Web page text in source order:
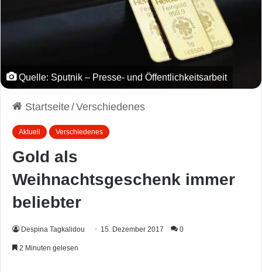
Quelle: Sputnik – Presse- und Öffentlichkeitsarbeit
Startseite/Verschiedenes
Aktuell Verschiedenes
Gold als
Weihnachtsgeschenk immer
beliebter
Despina Tagkalidou 15. Dezember 2017 0
2 Minuten gelesen